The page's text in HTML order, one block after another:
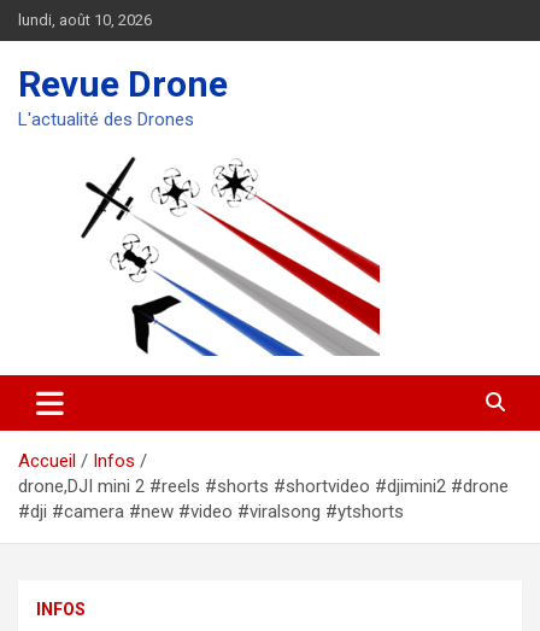
Aller
au
lundi, août 10, 2026
Revue Drone
L'actualité des Drones
Accueil
Infos
drone,DJI mini 2 #reels #shorts #shortvideo #djimini2 #drone
#dji #camera #new #video #viralsong #ytshorts
INFOS